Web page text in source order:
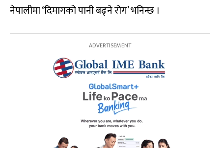
नेपालीमा ‘दिमागको पानी बढ्ने रोग’ भनिन्छ ।